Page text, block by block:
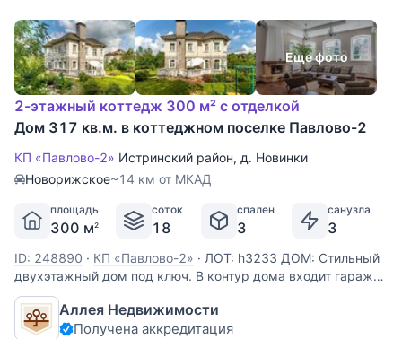
Еще фото
2-этажный коттедж 300 м² с отделкой
Дом 317 кв.м. в коттеджном поселке Павлово-2
КП «Павлово-2» Истринский район, д. Новинки
Новорижское~14 км от МКАД
площадь
300 м2
соток
18
спален
3
санузла
3
ID: 248890 · КП «Павлово-2» · ЛОТ: h3233 ДОМ: Стильный
двухэтажный дом под ключ. В контур дома входит гараж
на 2 машиноместа.На первом этаже размещен кабинет,
который можно использовать как спальню. Дом
меблирован. В зоне гостиной расположен дровяной камин,
Аллея Недвижимости
Получена аккредитация